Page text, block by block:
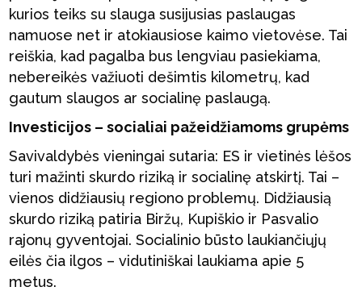
kurios teiks su slauga susijusias paslaugas
namuose net ir atokiausiose kaimo vietovėse. Tai
reiškia, kad pagalba bus lengviau pasiekiama,
nebereikės važiuoti dešimtis kilometrų, kad
gautum slaugos ar socialinę paslaugą.
Investicijos – socialiai pažeidžiamoms grupėms
Savivaldybės vieningai sutaria: ES ir vietinės lėšos
turi mažinti skurdo riziką ir socialinę atskirtį. Tai –
vienos didžiausių regiono problemų. Didžiausią
skurdo riziką patiria Biržų, Kupiškio ir Pasvalio
rajonų gyventojai. Socialinio būsto laukiančiųjų
eilės čia ilgos – vidutiniškai laukiama apie 5
metus.